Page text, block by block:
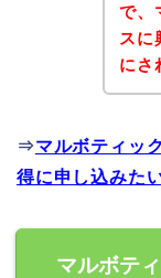
で、
スに
にさ
⇒マルボティッ
得に申し込みた
マルボテ